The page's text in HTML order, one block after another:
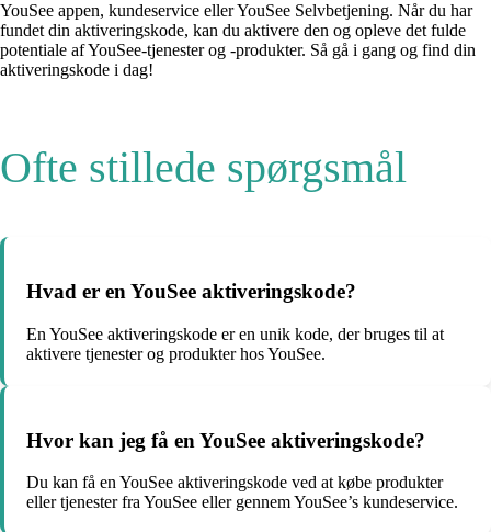
YouSee appen, kundeservice eller YouSee Selvbetjening. Når du har
fundet din aktiveringskode, kan du aktivere den og opleve det fulde
potentiale af YouSee-tjenester og -produkter. Så gå i gang og find din
aktiveringskode i dag!
Ofte stillede spørgsmål
Hvad er en YouSee aktiveringskode?
En YouSee aktiveringskode er en unik kode, der bruges til at
aktivere tjenester og produkter hos YouSee.
Hvor kan jeg få en YouSee aktiveringskode?
Du kan få en YouSee aktiveringskode ved at købe produkter
eller tjenester fra YouSee eller gennem YouSee’s kundeservice.